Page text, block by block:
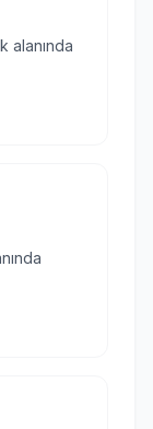
alanında